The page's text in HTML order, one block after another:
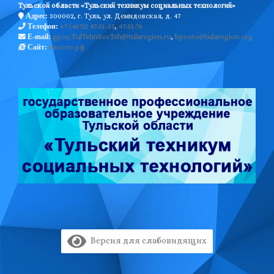
Тульской области «Тульский техникум социальных технологий»
Адрес: 300002, г. Тула, ул. Демидовская, д. 47
Телефон: +7 (4872) 47-51-35, 47-51-78
E-mail: gpou.TulTehnSocTeh@tularegion.ru, bpooto@tularegion.org
Сайт: бпоото.рф
Версия для слабовидящих